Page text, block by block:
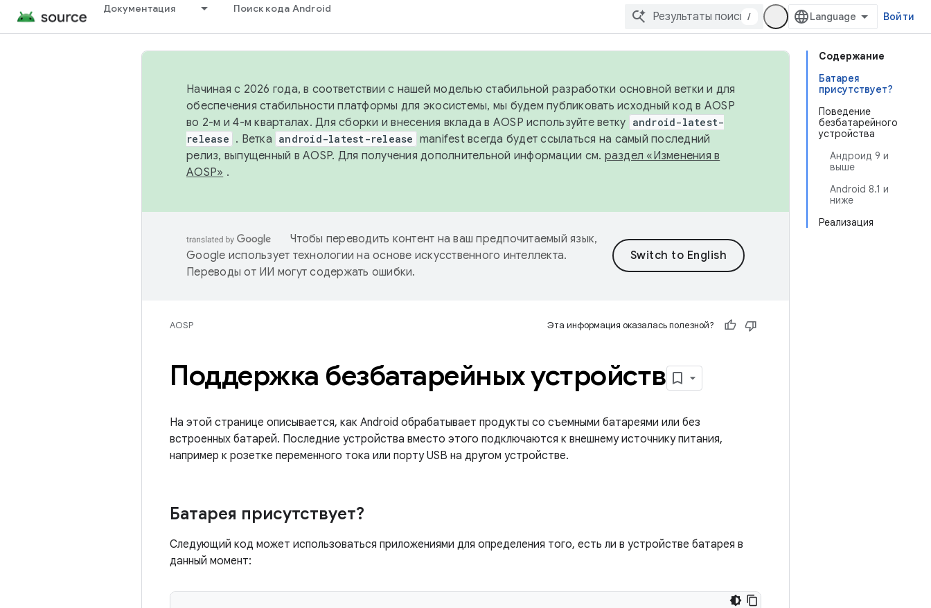
Документация Поиск кода Android
/ Войти
Содержание
Батарея
присутствует?
Поведение
безбатарейного
устройства
Андроид 9 и
выше
Android 8.1 и
ниже
Реализация
Начиная с 2026 года, в соответствии с нашей моделью стабильной разработки основной ветки и для
обеспечения стабильности платформы для экосистемы, мы будем публиковать исходный код в AOSP
во 2-м и 4-м кварталах. Для сборки и внесения вклада в AOSP используйте ветку android-latest-
release . Ветка android-latest-release manifest всегда будет ссылаться на самый последний
релиз, выпущенный в AOSP. Для получения дополнительной информации см. раздел «Изменения в
AOSP» .
Чтобы переводить контент на ваш предпочитаемый язык,
Google использует технологии на основе искусственного интеллекта.
Переводы от ИИ могут содержать ошибки.
AOSP Эта информация оказалась полезной?
Поддержка безбатарейных устройств
На этой странице описывается, как Android обрабатывает продукты со съемными батареями или без
встроенных батарей. Последние устройства вместо этого подключаются к внешнему источнику питания,
например к розетке переменного тока или порту USB на другом устройстве.
Батарея присутствует?
Следующий код может использоваться приложениями для определения того, есть ли в устройстве батарея в
данный момент: